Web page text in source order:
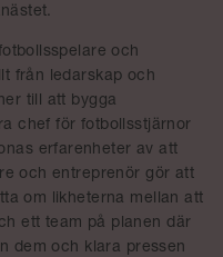
och
från ledarskap och
till att bygga
chef för fotbollsstjärnor
erfarenheter av att
och entreprenör gör att
om likheterna mellan att
ett team på planen där
dem och klara pressen